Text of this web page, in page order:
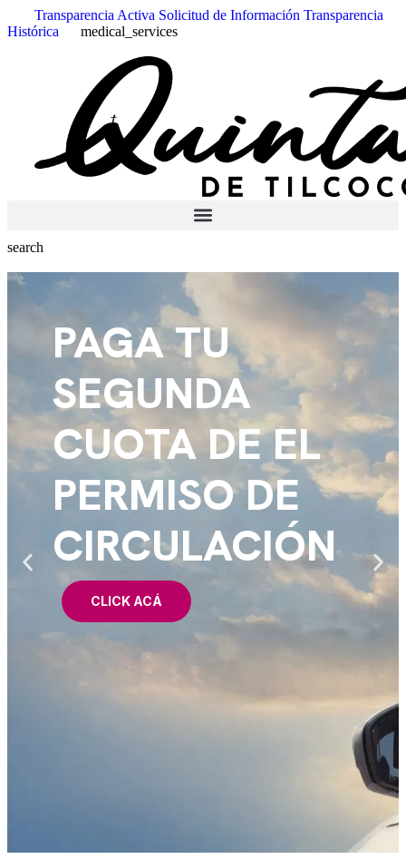
Transparencia Activa Solicitud de Información Transparencia
Histórica
medical_services
search
PAGA TU
SEGUNDA
CUOTA DE EL
PERMISO DE
CIRCULACIÓN
CLICK ACÁ